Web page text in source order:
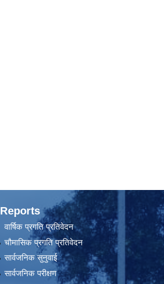
Reports
वार्षिक प्रगति प्रतिवेदन
चौमासिक प्रगति प्रतिवेदन
सार्वजनिक सुनुवाई
सार्वजनिक परीक्षण